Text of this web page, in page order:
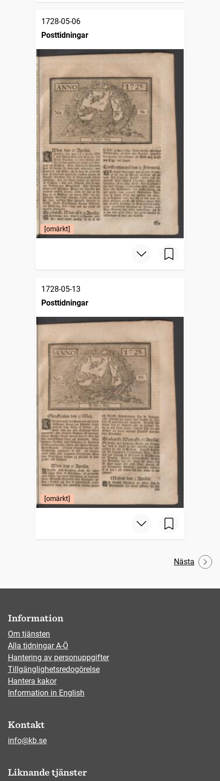
1728-05-06
Posttidningar
[omärkt]
1728-05-13
Posttidningar
[omärkt]
Nästa
Information
Om tjänsten
Alla tidningar A-Ö
Hantering av personuppgifter
Tillgänglighetsredogörelse
Hantera kakor
Information in English
Kontakt
info@kb.se
Liknande tjänster